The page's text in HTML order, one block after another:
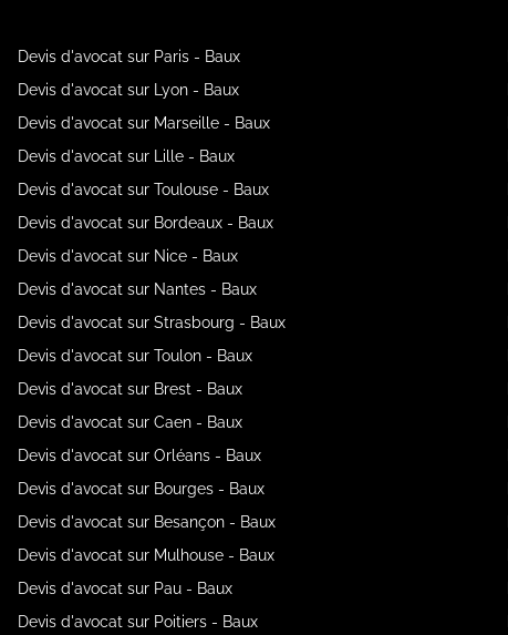
Devis d'avocat sur Paris - Baux
Devis d'avocat sur Lyon - Baux
Devis d'avocat sur Marseille - Baux
Devis d'avocat sur Lille - Baux
Devis d'avocat sur Toulouse - Baux
Devis d'avocat sur Bordeaux - Baux
Devis d'avocat sur Nice - Baux
Devis d'avocat sur Nantes - Baux
Devis d'avocat sur Strasbourg - Baux
Devis d'avocat sur Toulon - Baux
Devis d'avocat sur Brest - Baux
Devis d'avocat sur Caen - Baux
Devis d'avocat sur Orléans - Baux
Devis d'avocat sur Bourges - Baux
Devis d'avocat sur Besançon - Baux
Devis d'avocat sur Mulhouse - Baux
Devis d'avocat sur Pau - Baux
Devis d'avocat sur Poitiers - Baux